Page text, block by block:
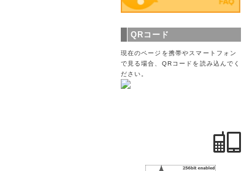
QRコード
現在のページを携帯やスマートフォン
で見る場合、QRコードを読み込んでく
ださい。